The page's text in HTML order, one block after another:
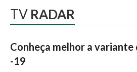
TV RADAR
Conheça melhor a
-19